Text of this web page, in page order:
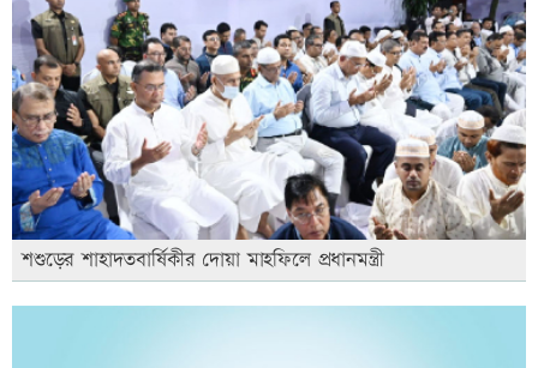
শশুড়ের শাহাদতবার্ষিকীর দোয়া মাহফিলে প্রধানমন্ত্রী